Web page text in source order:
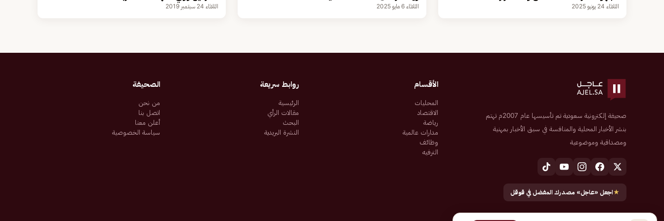
الثلاثاء 24 يونيو 2025 الثلاثاء 6 مايو 2025 الثلاثاء 24 سبتمبر 2019
صحيفة إلكترونية سعودية تم تأسيسها عام 2007م تهتم
بنشر الأخبار المحلية والمنافسة في سبق الأخبار بمهنية
ومصداقية وموضوعية
★اجعل «عاجل» مصدرك المفضل في قوقل
الأقسام
المحليات
الاقتصاد
رياضة
مدارات عالمية
وظائف
الترفيه
روابط سريعة
الرئيسية
مقالات الرأي
البحث
النشرة البريدية
الصحيفة
من نحن
اتصل بنا
أعلن معنا
سياسة الخصوصية